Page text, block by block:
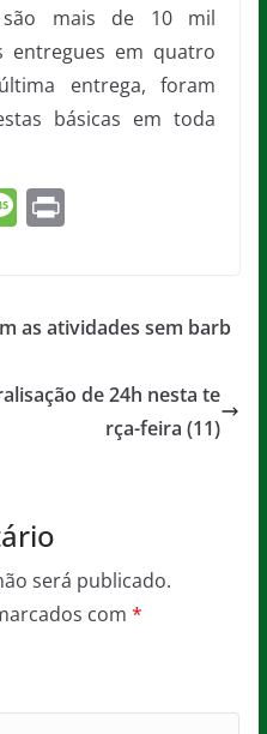
mais de 10 mil
entregues em quatro
entrega, foram
básicas em toda
M
a
e
Pr
as atividades sem barb
de 24h nesta te
rça-feira (11)
será publicado.
com *